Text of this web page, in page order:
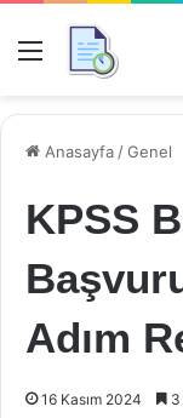
Menü
Anasayfa /Genel
KPSS
Adım
16 Kasım 2024